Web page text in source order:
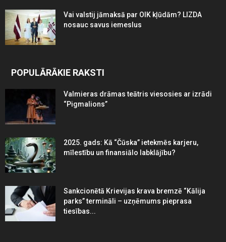
Vai valstij jāmaksā par OIK kļūdām? LIZDA
nosauc savus iemeslus
POPULĀRĀKIE RAKSTI
Valmieras drāmas teātris viesosies ar izrādi
“Pigmalions”
2025. gads: Kā “Čūska” ietekmēs karjeru,
mīlestību un finansiālo labklājību?
Sankcionētā Krievijas krava bremzē “Kālija
parks” termināli – uzņēmums pieprasa
tiesības...